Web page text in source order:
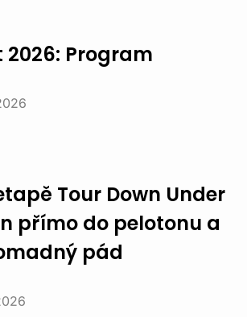
2026: Program
Tour Down Under
přímo do pelotonu a
pád